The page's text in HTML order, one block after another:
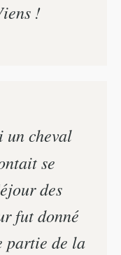
!
un cheval
se
des
fut donné
partie de la